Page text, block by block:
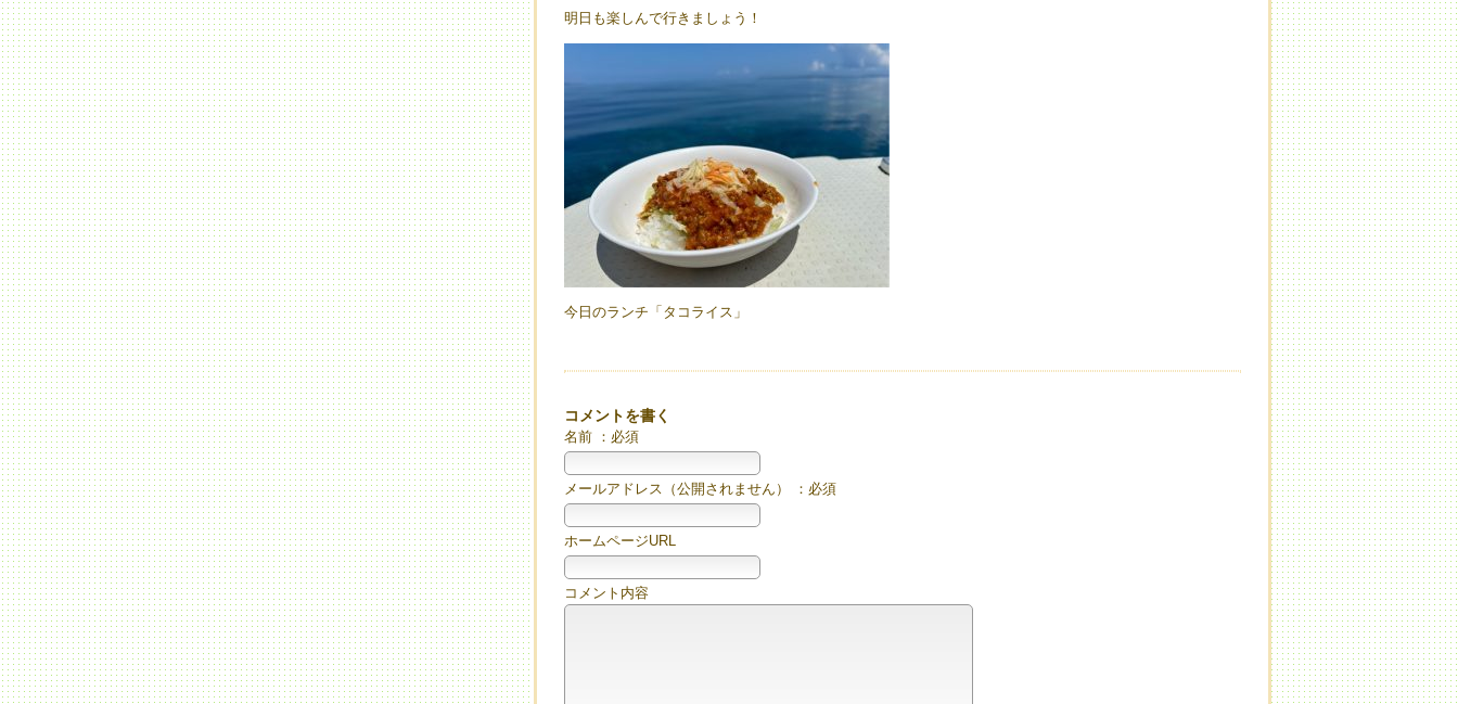
明日も楽しんで行きましょう！
今日のランチ「タコライス」
コメントを書く
名前 ：必須
メールアドレス（公開されません） ：必須
ホームページURL
コメント内容